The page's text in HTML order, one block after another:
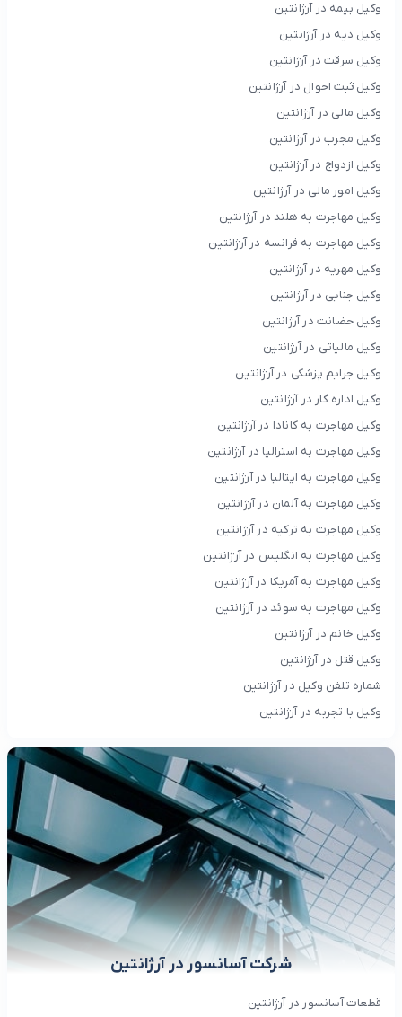
وکیل بیمه در آرژانتین
وکیل دیه در آرژانتین
وکیل سرقت در آرژانتین
وکیل ثبت احوال در آرژانتین
وکیل مالی در آرژانتین
وکیل مجرب در آرژانتین
وکیل ازدواج در آرژانتین
وکیل امور مالی در آرژانتین
وکیل مهاجرت به هلند در آرژانتین
وکیل مهاجرت به فرانسه در آرژانتین
وکیل مهریه در آرژانتین
وکیل جنایی در آرژانتین
وکیل حضانت در آرژانتین
وکیل مالیاتی در آرژانتین
وکیل جرایم پزشکی در آرژانتین
وکیل اداره کار در آرژانتین
وکیل مهاجرت به کانادا در آرژانتین
وکیل مهاجرت به استرالیا در آرژانتین
وکیل مهاجرت به ایتالیا در آرژانتین
وکیل مهاجرت به آلمان در آرژانتین
وکیل مهاجرت به ترکیه در آرژانتین
وکیل مهاجرت به انگلیس در آرژانتین
وکیل مهاجرت به آمریکا در آرژانتین
وکیل مهاجرت به سوئد در آرژانتین
وکیل خانم در آرژانتین
وکیل قتل در آرژانتین
شماره تلفن وکیل در آرژانتین
وکیل با تجربه در آرژانتین
شرکت آسانسور در آرژانتین
قطعات آسانسور در آرژانتین